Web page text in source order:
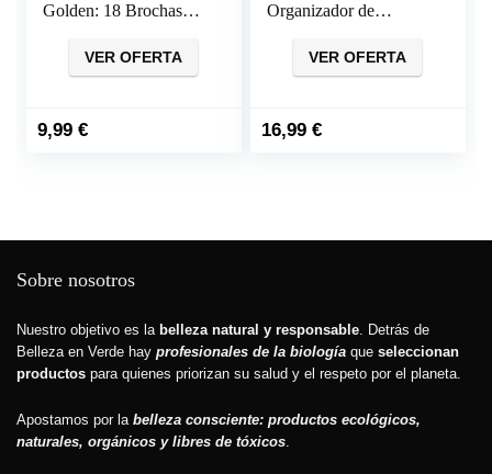
Golden: 18 Brochas
un Maquillaje
Impecable
VER OFERTA
9,99€
Organizador de
Bolsa Makeup Bolsa
de Maquillaje Mujeres
VER OFERTA
16,99€
Sobre nosotros
Nuestro objetivo es la belleza natural y responsable. Detrás de
Belleza en Verde hay profesionales de la biología que seleccionan
productos para quienes priorizan su salud y el respeto por el planeta.
Apostamos por la belleza consciente: productos ecológicos,
naturales, orgánicos y libres de tóxicos.